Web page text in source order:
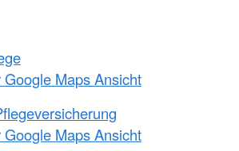
Google Maps Ansicht
Google Maps Ansicht